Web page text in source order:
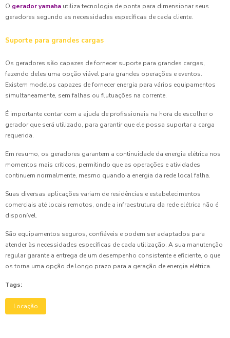
O gerador yamaha utiliza tecnologia de ponta para dimensionar seus
geradores segundo as necessidades específicas de cada cliente.
Suporte para grandes cargas
Os geradores são capazes de fornecer suporte para grandes cargas,
fazendo deles uma opção viável para grandes operações e eventos.
Existem modelos capazes de fornecer energia para vários equipamentos
simultaneamente, sem falhas ou flutuações na corrente.
É importante contar com a ajuda de profissionais na hora de escolher o
gerador que será utilizado, para garantir que ele possa suportar a carga
requerida.
Em resumo, os geradores garantem a continuidade da energia elétrica nos
momentos mais críticos, permitindo que as operações e atividades
continuem normalmente, mesmo quando a energia da rede local falha.
Suas diversas aplicações variam de residências e estabelecimentos
comerciais até locais remotos, onde a infraestrutura da rede elétrica não é
disponível.
São equipamentos seguros, confiáveis e podem ser adaptados para
atender às necessidades específicas de cada utilização. A sua manutenção
regular garante a entrega de um desempenho consistente e eficiente, o que
os torna uma opção de longo prazo para a geração de energia elétrica.
Tags:
Locação